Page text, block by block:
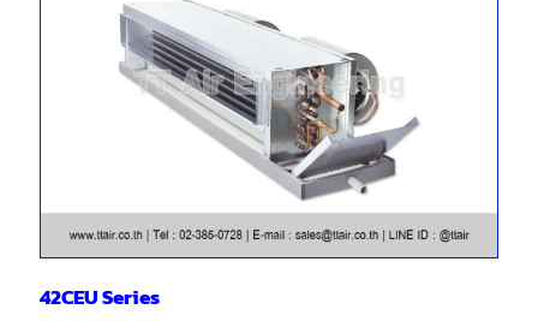
42CEU Series